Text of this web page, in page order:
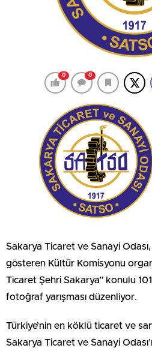
0 0
Sakarya Ticaret ve Sanayi
gösteren Kültür Komisyonu
Ticaret Şehri Sakarya” konulu
fotoğraf yarışması düzenliyor.
Türkiye’nin en köklü ticaret ve
Sakarya Ticaret ve Sanayi